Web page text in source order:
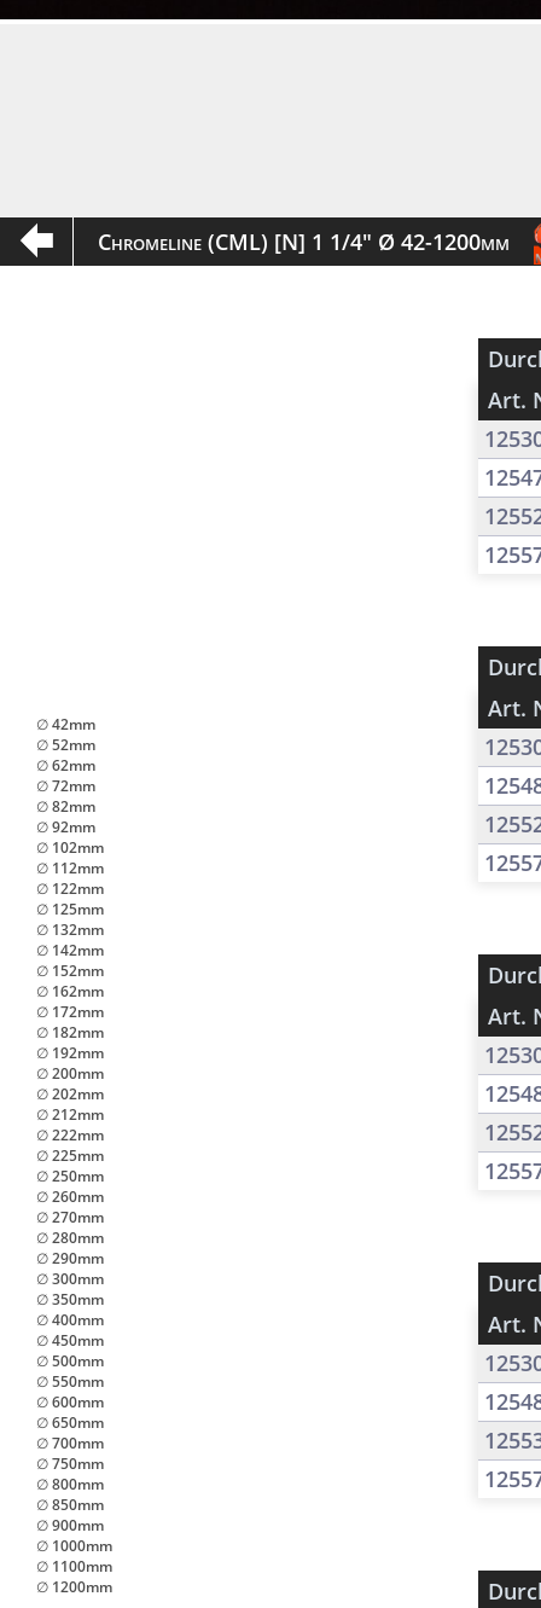
Chromeline (CML) [N] 1 1/4" Ø 42-1200mm
Art.
Art.
Art.
Art.
∅ 42mm
∅ 52mm
∅ 62mm
∅ 72mm
∅ 82mm
∅ 92mm
∅ 102mm
∅ 112mm
∅ 122mm
∅ 125mm
∅ 132mm
∅ 142mm
∅ 152mm
∅ 162mm
∅ 172mm
∅ 182mm
∅ 192mm
∅ 200mm
∅ 202mm
∅ 212mm
∅ 222mm
∅ 225mm
∅ 250mm
∅ 260mm
∅ 270mm
∅ 280mm
∅ 290mm
∅ 300mm
∅ 350mm
∅ 400mm
∅ 450mm
∅ 500mm
∅ 550mm
∅ 600mm
∅ 650mm
∅ 700mm
∅ 750mm
∅ 800mm
∅ 850mm
∅ 900mm
∅ 1000mm
∅ 1100mm
∅ 1200mm